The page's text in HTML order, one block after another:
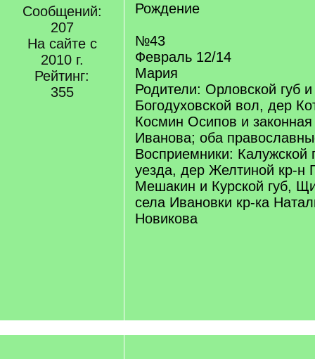
Сообщений:
207
На сайте с
2010 г.
Рейтинг:
355
Рождение
№43
Февраль 12/14
Мария
Родители: Орловской губ
Богодуховской вол, дер
Космин Осипов и
Иванова; оба
Восприемники: Калужской
уезда, дер Желтиной кр-н
Мешакин и Курской губ,
села Ивановки кр-ка
Новикова